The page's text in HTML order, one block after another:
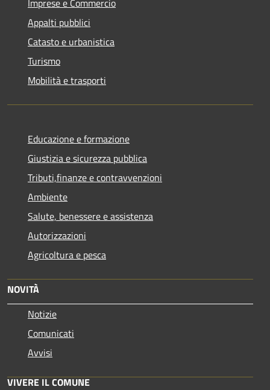
Appalti pubblici
Catasto e urbanistica
Turismo
Mobilità e trasporti
Educazione e formazione
Giustizia e sicurezza pubblica
Tributi,finanze e contravvenzioni
Ambiente
Salute, benessere e assistenza
Autorizzazioni
Agricoltura e pesca
NOVITÀ
Notizie
Comunicati
Avvisi
VIVERE IL COMUNE